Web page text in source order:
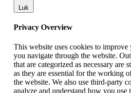
Luk
Privacy Overview
This website uses cookies to
you navigate through the website.
that are categorized as necessary are
as they are essential for the working
the website. We also use third-party
analyze and understand how you use